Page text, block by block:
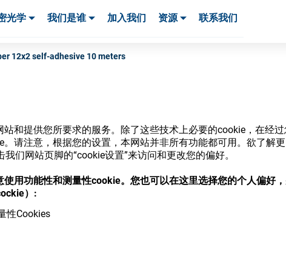
和提供您所要求的服务。除了这些技术上必要的cookie，在经
请注意，根据您的设置，本网站并非所有功能都可用。欲了解
们网站页脚的“cookie设置”来访问和更改您的偏好。
用功能性和测量性cookie。您也可以在这里选择您的个人偏好
）:
性Cookies
光学 我们是谁 加入我们 资源 联系我们
12x2 self-adhesive 10 meters
店
并了解我们的各种眼镜光学耗材